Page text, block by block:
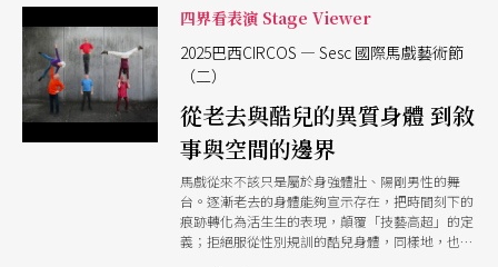
藝術與社會服務，網絡遍布全國，光是在聖保羅，
Sesc就有40餘個綜合型場館。對Sesc 而言，馬戲
藝術節不單只是表演藝術的集結，更是介入日常、
關注群體、承載多元文化的社會實踐。 CIRCOS策
設計、文化傳播到法律與社會科學背景，本文採訪
兩位核心策展人瑪麗娜．贊（Marina Zan）和娜
塔莉．卡明斯基（Natalie Ferraz Kaminski），一
使命，彰顯馬戲作為文化治理工具的潛力，回應社
會的挑戰的同時，也成為和所有觀眾共在、思考與
感受的藝術類型。
四界看表演 Stage Viewer
2025巴西CIRCOS — Sesc 國際馬戲藝術節
（二）
從老去與酷兒的異質身體 到敘
事與空間的邊界
馬戲從來不該只是屬於身強體壯、陽剛男性的舞
台。逐漸老去的身體能夠宣示存在，把時間刻下的
痕跡轉化為活生生的表現，顛覆「技藝高超」的定
義；拒絕服從性別規訓的酷兒身體，同樣地，也能